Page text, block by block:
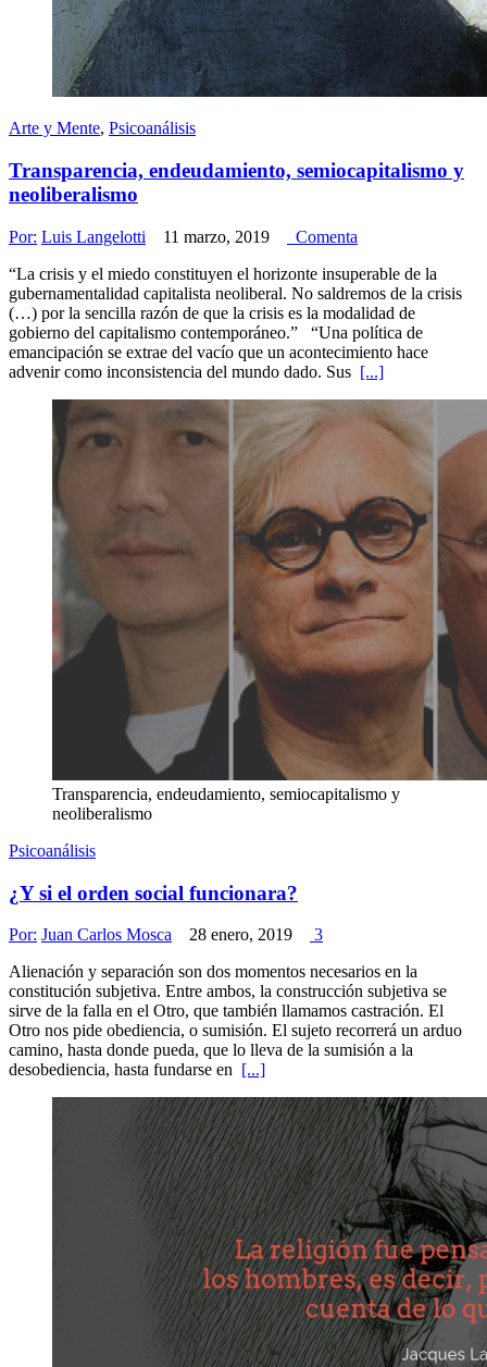
Arte y Mente, Psicoanálisis
Transparencia, endeudamiento, semiocapitalismo y
neoliberalismo
Por: Luis Langelotti 11 marzo, 2019
Comenta
“La crisis y el miedo constituyen el horizonte insuperable de la
gubernamentalidad capitalista neoliberal. No saldremos de la crisis
(…) por la sencilla razón de que la crisis es la modalidad de
gobierno del capitalismo contemporáneo.” “Una política de
emancipación se extrae del vacío que un acontecimiento hace
advenir como inconsistencia del mundo dado. Sus [...]
Transparencia, endeudamiento, semiocapitalismo y
neoliberalismo
Psicoanálisis
¿Y si el orden social funcionara?
Por: Juan Carlos Mosca 28 enero, 2019
3
Alienación y separación son dos momentos necesarios en la
constitución subjetiva. Entre ambos, la construcción subjetiva se
sirve de la falla en el Otro, que también llamamos castración. El
Otro nos pide obediencia, o sumisión. El sujeto recorrerá un arduo
camino, hasta donde pueda, que lo lleva de la sumisión a la
desobediencia, hasta fundarse en [...]